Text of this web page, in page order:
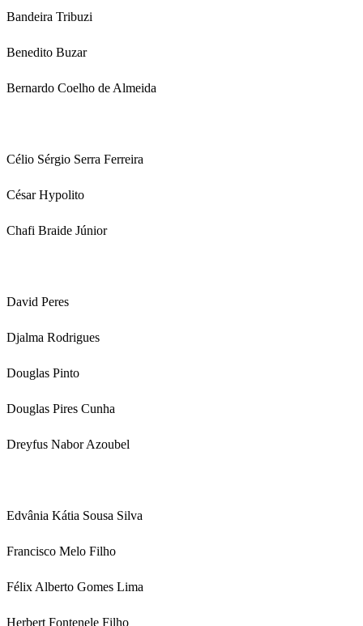
Bandeira Tribuzi
Benedito Buzar
Bernardo Coelho de Almeida
Célio Sérgio Serra Ferreira
César Hypolito
Chafi Braide Júnior
David Peres
Djalma Rodrigues
Douglas Pinto
Douglas Pires Cunha
Dreyfus Nabor Azoubel
Edvânia Kátia Sousa Silva
Francisco Melo Filho
Félix Alberto Gomes Lima
Herbert Fontenele Filho